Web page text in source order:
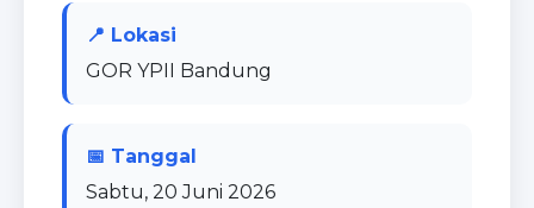
📍 Lokasi
GOR YPII Bandung
📅 Tanggal
Sabtu, 20 Juni 2026